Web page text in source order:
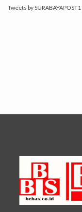
Tweets by SURABAYAPOST1